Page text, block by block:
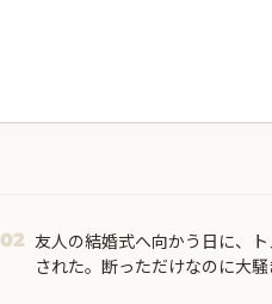
02 友人の結婚式へ向かう日に、
された。断っただけなのに大